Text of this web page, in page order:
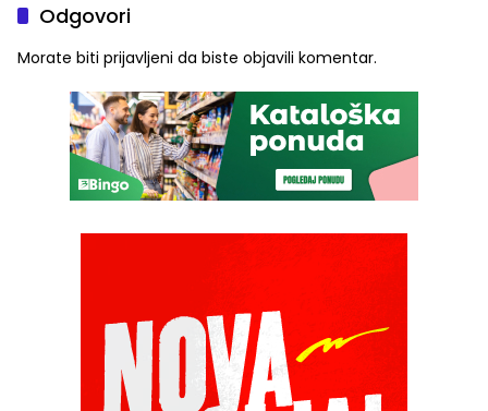
Odgovori
Morate biti prijavljeni da biste objavili komentar.